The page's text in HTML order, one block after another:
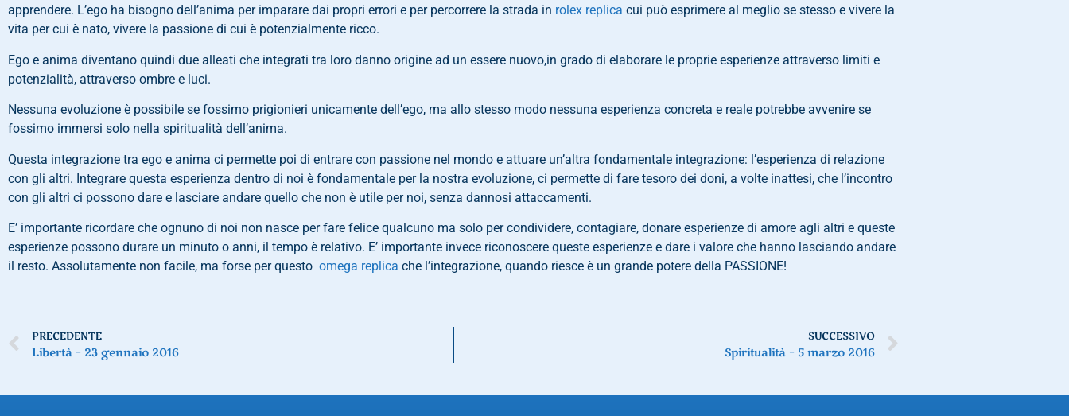
apprendere. L’ego ha bisogno dell’anima per imparare dai propri errori e per percorrere la strada in rolex replica cui può esprimere al meglio se stesso e vivere la
vita per cui è nato, vivere la passione di cui è potenzialmente ricco.
Ego e anima diventano quindi due alleati che integrati tra loro danno origine ad un essere nuovo,in grado di elaborare le proprie esperienze attraverso limiti e
potenzialità, attraverso ombre e luci.
Nessuna evoluzione è possibile se fossimo prigionieri unicamente dell’ego, ma allo stesso modo nessuna esperienza concreta e reale potrebbe avvenire se
fossimo immersi solo nella spiritualità dell’anima.
Questa integrazione tra ego e anima ci permette poi di entrare con passione nel mondo e attuare un’altra fondamentale integrazione: l’esperienza di relazione
con gli altri. Integrare questa esperienza dentro di noi è fondamentale per la nostra evoluzione, ci permette di fare tesoro dei doni, a volte inattesi, che l’incontro
con gli altri ci possono dare e lasciare andare quello che non è utile per noi, senza dannosi attaccamenti.
E’ importante ricordare che ognuno di noi non nasce per fare felice qualcuno ma solo per condividere, contagiare, donare esperienze di amore agli altri e queste
esperienze possono durare un minuto o anni, il tempo è relativo. E’ importante invece riconoscere queste esperienze e dare i valore che hanno lasciando andare
il resto. Assolutamente non facile, ma forse per questo omega replica che l’integrazione, quando riesce è un grande potere della PASSIONE!
PRECEDENTE
Libertà – 23 gennaio 2016
SUCCESSIVO
Spiritualità – 5 marzo 2016